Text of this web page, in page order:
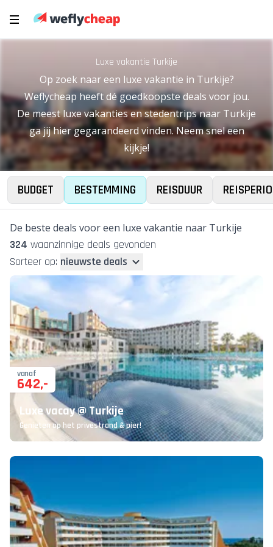
Luxe vakantie Turkije
Op zoek naar een luxe vakantie in Turkije?
Weflycheap heeft dé goedkoopste deals voor jou.
De meest luxe vakanties en stedentrips naar Turkije
ga jij hier gegarandeerd vinden. Neem snel een
kijkje!
BUDGET BESTEMMING REISDUUR
De beste deals voor een luxe vakantie naar Turkije
324 waanzinnige deals gevonden
Sorteer op: nieuwste deals
vanaf
642,-
Luxe vacay @ Turkije
Genieten op het privéstrand & pier!